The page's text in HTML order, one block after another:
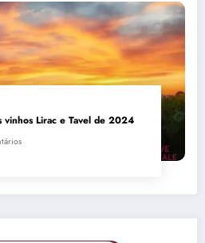
vinhos Lirac e Tavel de 2024